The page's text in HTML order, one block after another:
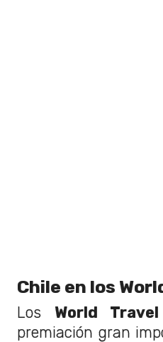
Chile en los
Los World
premiación gran